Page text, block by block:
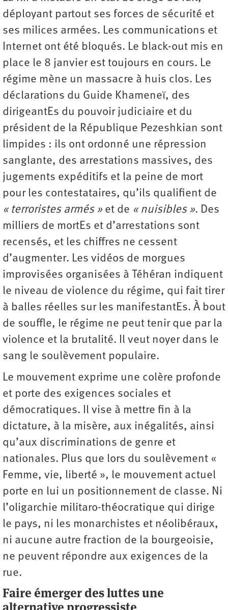
déployant partout ses forces de sécurité et
ses milices armées. Les communications et
Internet ont été bloqués. Le black-out mis en
place le 8 janvier est toujours en cours. Le
régime mène un massacre à huis clos. Les
déclarations du Guide Khameneï, des
dirigeantEs du pouvoir judiciaire et du
président de la République Pezeshkian sont
limpides : ils ont ordonné une répression
sanglante, des arrestations massives, des
jugements expéditifs et la peine de mort
pour les contestataires, qu’ils qualifient de
« terroristes armés » et de « nuisibles ». Des
milliers de mortEs et d’arrestations sont
recensés, et les chiffres ne cessent
d’augmenter. Les vidéos de morgues
improvisées organisées à Téhéran indiquent
le niveau de violence du régime, qui fait tirer
à balles réelles sur les manifestantEs. À bout
de souffle, le régime ne peut tenir que par la
violence et la brutalité. Il veut noyer dans le
sang le soulèvement populaire.
Le mouvement exprime une colère profonde
et porte des exigences sociales et
démocratiques. Il vise à mettre fin à la
dictature, à la misère, aux inégalités, ainsi
qu’aux discriminations de genre et
nationales. Plus que lors du soulèvement «
Femme, vie, liberté », le mouvement actuel
porte en lui un positionnement de classe. Ni
l’oligarchie militaro-théo­cratique qui dirige
le pays, ni les monarchistes et néolibéraux,
ni aucune autre fraction de la bourgeoisie,
ne peuvent répondre aux ­exigences de la
rue.
Faire émerger des luttes une